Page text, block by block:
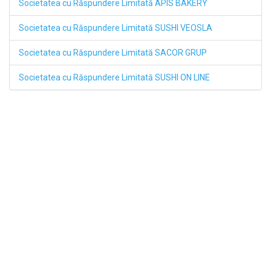
Societatea cu Răspundere Limitată APIS BAKERY
Societatea cu Răspundere Limitată SUSHI VEOSLA
Societatea cu Răspundere Limitată SACOR GRUP
Societatea cu Răspundere Limitată SUSHI ON LINE